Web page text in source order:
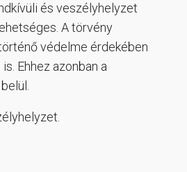
és veszélyhelyzet
A törvény
védelme érdekében
Ehhez azonban a